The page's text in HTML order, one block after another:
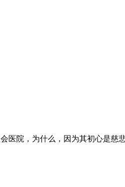
院，为什么，因为其初心是慈